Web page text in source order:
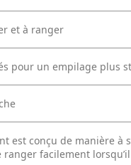
et à ranger
pour un empilage plus
est conçu de manière à
facilement lorsqu’il